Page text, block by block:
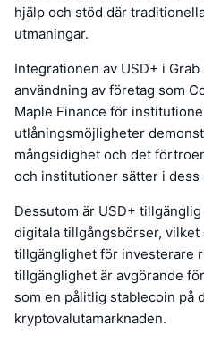
hjälp och stöd där
utmaningar.
Integrationen av USD+ i
användning av företag som
Maple Finance för
utlåningsmöjligheter
mångsidighet och det
och institutioner sätter i
Dessutom är USD+
digitala tillgångsbörser,
tillgänglighet för investerare
tillgänglighet är avgörande
som en pålitlig stablecoin på
kryptovalutamarknaden.